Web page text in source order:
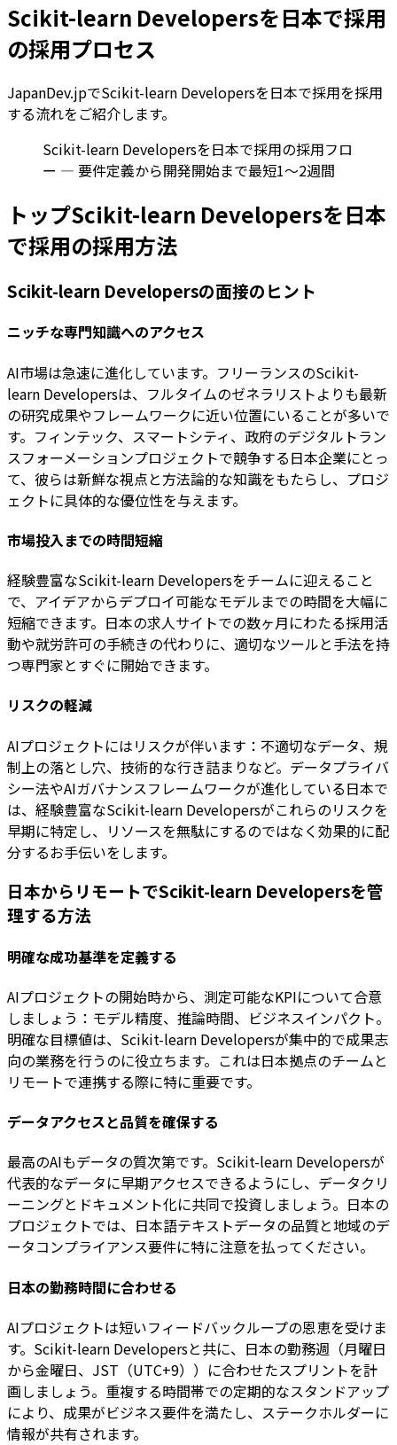
Scikit-learn Developersを日本で採用
の採用プロセス
JapanDev.jpでScikit-learn Developersを日本で採用を採用
する流れをご紹介します。
Scikit-learn Developersを日本で採用の採用フロ
ー — 要件定義から開発開始まで最短1〜2週間
トップScikit-learn Developersを日本
で採用の採用方法
Scikit-learn Developersの面接のヒント
ニッチな専門知識へのアクセス
AI市場は急速に進化しています。フリーランスのScikit-
learn Developersは、フルタイムのゼネラリストよりも最新
の研究成果やフレームワークに近い位置にいることが多いで
す。フィンテック、スマートシティ、政府のデジタルトラン
スフォーメーションプロジェクトで競争する日本企業にとっ
て、彼らは新鮮な視点と方法論的な知識をもたらし、プロジ
ェクトに具体的な優位性を与えます。
市場投入までの時間短縮
経験豊富なScikit-learn Developersをチームに迎えること
で、アイデアからデプロイ可能なモデルまでの時間を大幅に
短縮できます。日本の求人サイトでの数ヶ月にわたる採用活
動や就労許可の手続きの代わりに、適切なツールと手法を持
つ専門家とすぐに開始できます。
リスクの軽減
AIプロジェクトにはリスクが伴います：不適切なデータ、規
制上の落とし穴、技術的な行き詰まりなど。データプライバ
シー法やAIガバナンスフレームワークが進化している日本で
は、経験豊富なScikit-learn Developersがこれらのリスクを
早期に特定し、リソースを無駄にするのではなく効果的に配
分するお手伝いをします。
日本からリモートでScikit-learn Developersを管
理する方法
明確な成功基準を定義する
AIプロジェクトの開始時から、測定可能なKPIについて合意
しましょう：モデル精度、推論時間、ビジネスインパクト。
明確な目標値は、Scikit-learn Developersが集中的で成果志
向の業務を行うのに役立ちます。これは日本拠点のチームと
リモートで連携する際に特に重要です。
データアクセスと品質を確保する
最高のAIもデータの質次第です。Scikit-learn Developersが
代表的なデータに早期アクセスできるようにし、データクリ
ーニングとドキュメント化に共同で投資しましょう。日本の
プロジェクトでは、日本語テキストデータの品質と地域のデ
ータコンプライアンス要件に特に注意を払ってください。
日本の勤務時間に合わせる
AIプロジェクトは短いフィードバックループの恩恵を受けま
す。Scikit-learn Developersと共に、日本の勤務週（月曜日
から金曜日、JST（UTC+9））に合わせたスプリントを計
画しましょう。重複する時間帯での定期的なスタンドアップ
により、成果がビジネス要件を満たし、ステークホルダーに
情報が共有されます。